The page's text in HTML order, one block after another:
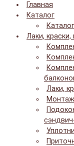
Главная
Каталог
Каталог
Лаки, краски,
Лаки,